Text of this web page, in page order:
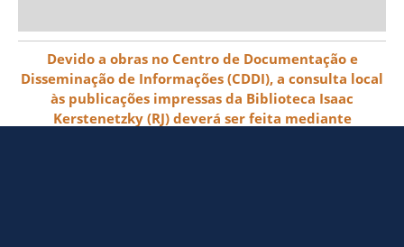
Devido a obras no Centro de Documentação e
Disseminação de Informações (CDDI), a consulta local
às publicações impressas da Biblioteca Isaac
Kerstenetzky (RJ) deverá ser feita mediante